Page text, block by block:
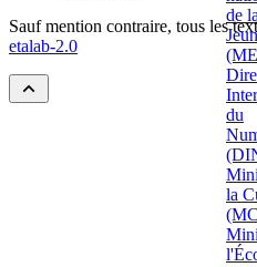
Sauf mention contraire, tous les
etalab-2.0